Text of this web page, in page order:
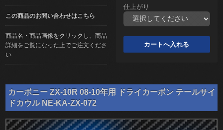
この商品のお問い合わせはこちら
商品名・商品画像をクリックし、商品
詳細をご覧になった上でご注文くださ
い
仕上がり
カーボニー ZX-10R 08-10年用 ドライカーボン テールサイ
ドカウル NE-KA-ZX-072